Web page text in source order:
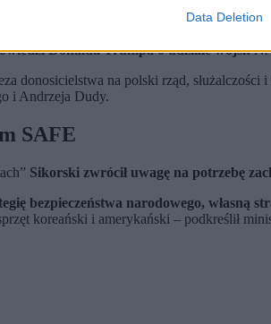
Data Deletion
„donosicielstwo i służalczość”, które nie
strategii bezpieczeństwa i wsparcia
Donalda Trumpa o udziale wojsk
donosicielstwa na polski rząd,
i Andrzeja Dudy.
SAFE
Sikorski zwrócił uwagę na potrzebę
bezpieczeństwa narodowego, własną
koreański i amerykański – podkreślił